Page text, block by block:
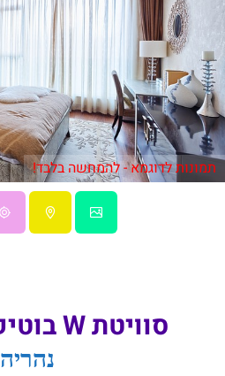
תמונות לדוגמא - להמחשה בלבד!
סוויטת W בוטיק נוף כנרת
נהריה